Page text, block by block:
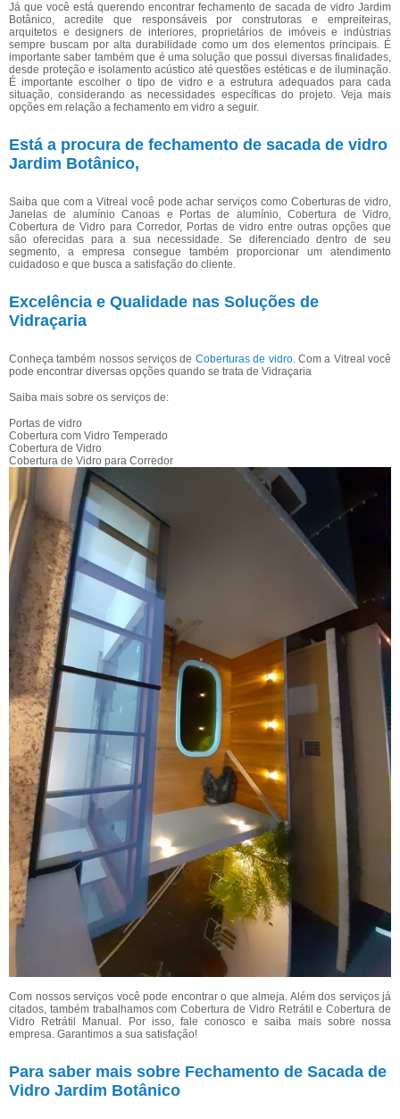
Já que você está querendo encontrar fechamento de sacada de vidro Jardim
Botânico, acredite que responsáveis por construtoras e empreiteiras,
arquitetos e designers de interiores, proprietários de imóveis e indústrias
sempre buscam por alta durabilidade como um dos elementos principais. É
importante saber também que é uma solução que possui diversas finalidades,
desde proteção e isolamento acústico até questões estéticas e de iluminação.
É importante escolher o tipo de vidro e a estrutura adequados para cada
situação, considerando as necessidades específicas do projeto. Veja mais
opções em relação a fechamento em vidro a seguir.
Está a procura de fechamento de sacada de vidro
Jardim Botânico,
Saiba que com a Vitreal você pode achar serviços como Coberturas de vidro,
Janelas de alumínio Canoas e Portas de alumínio, Cobertura de Vidro,
Cobertura de Vidro para Corredor, Portas de vidro entre outras opções que
são oferecidas para a sua necessidade. Se diferenciado dentro de seu
segmento, a empresa consegue também proporcionar um atendimento
cuidadoso e que busca a satisfação do cliente.
Excelência e Qualidade nas Soluções de
Vidraçaria
Conheça também nossos serviços de Coberturas de vidro. Com a Vitreal você
pode encontrar diversas opções quando se trata de Vidraçaria
Saiba mais sobre os serviços de:
Portas de vidro
Cobertura com Vidro Temperado
Cobertura de Vidro
Cobertura de Vidro para Corredor
Com nossos serviços você pode encontrar o que almeja. Além dos serviços já
citados, também trabalhamos com Cobertura de Vidro Retrátil e Cobertura de
Vidro Retrátil Manual. Por isso, fale conosco e saiba mais sobre nossa
empresa. Garantimos a sua satisfação!
Para saber mais sobre Fechamento de Sacada de
Vidro Jardim Botânico